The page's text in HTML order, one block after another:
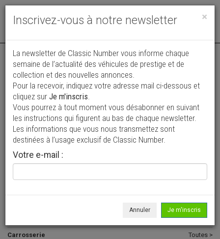
Toggle
Vos annonces vues par
plus de 4 millions de collectionneurs
Ajouter une annonce
> Rechercher un véhicule
ZX >
Carrosserie Toutes >
×
Inscrivez-vous à notre newsletter
La newsletter de Classic Number vous informe chaque
semaine de l’actualité des véhicules de prestige et de
collection et des nouvelles annonces.
Pour la recevoir, indiquez votre adresse mail ci-dessous et
cliquez sur Je m'inscris.
Vous pourrez à tout moment vous désabonner en suivant
les instructions qui figurent au bas de chaque newsletter.
Les informations que vous nous transmettez sont
destinées à l’usage exclusif de Classic Number.
Votre e-mail :
Annuler Je m'inscris